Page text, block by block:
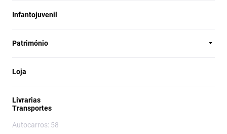
Infantojuvenil
Património
Loja
Livrarias
Transportes
Autocarros: 58